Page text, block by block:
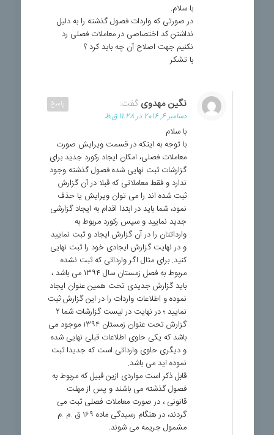
با سلام.
در صورتی که واردات فصول گذشته را به دلیل
نداشتن کد اختصاصی در معاملات فصلی رد
نکنیم جهت اصلاح آن چه باید کرد ؟
با تشکر
نگین مهدوی گفت:
دسامبر 6, 2016 در 11:28 ق.ظ
با سلام
با توجه به اینکه در قسمت ویرایش صورت
معاملات فصلی، امکان ایجاد رکورد جدید برای
گزارشات ثبت نهایی شده فصول گذشته وجود
ندارد و فقط معاملاتی که قبلا در آن گزارش
ثبت شده اند را می توان ویرایش یا حذف
نمود، شما باید در ابتدا اقدام به ایجاد گزارشی
جدید نمایید و سپس رکورد مربوط به
وارداتتان را در آن گزارش ایجاد و ثبت نمایید
و در نهایت گزارش ایجادی خود را ثبت نهایی
کنید. برای مثال اگر وارداتی که ثبت نشده
مربوط به فصل زمستان سال ۱۳۹۴ می باشد ،
باید گزارش جدیدی تحت همین عنوان ایجاد
نموده و اطلاعات واردات را در این گزارش ثبت
نمایید ؛ در نهایت در لیست گزارشات شما ۲
گزارش تحت عنوان زمستان ۱۳۹۴ موجود می
باشد که یکی حاوی اطلاعات قبلی نهایی شده
و دیگری حاوی وارداتی است که جدیدا ثبت
نموده اید می باشد.
قابل ذکر است مواردی ازین قبیل که مربوط به
فصول گذشته می باشند و پس از مهلت
قانونی ، در صورت معاملات فصلی ثبت می
گردند، در هنگام رسیدگی ماده ۱۶۹ ق .م .م
مشمول جریمه می شوند.
پاسخ